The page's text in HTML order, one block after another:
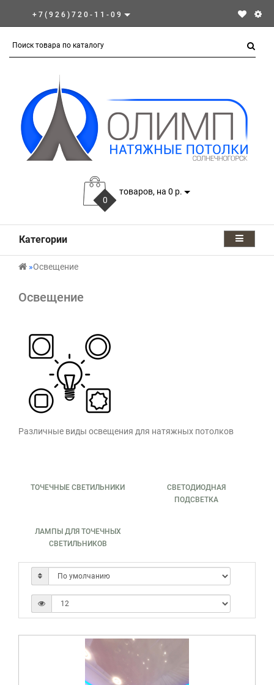
+7(926)720-11-09
0
товаров, на 0 р.
Категории
Освещение
Освещение
Различные виды освещения для натяжных потолков
ТОЧЕЧНЫЕ СВЕТИЛЬНИКИ
СВЕТОДИОДНАЯ
ПОДСВЕТКА
ЛАМПЫ ДЛЯ ТОЧЕЧНЫХ
СВЕТИЛЬНИКОВ